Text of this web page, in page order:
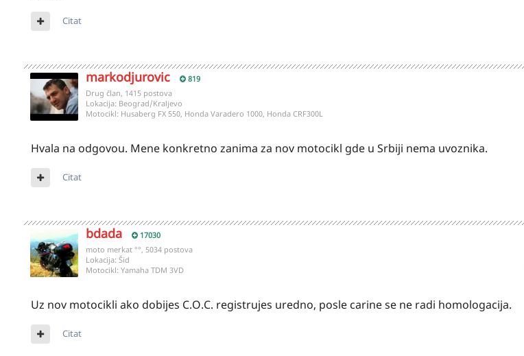
Citat
markodjurovic 819
Drug član, 1415 postova
Lokacija: Beograd/Kraljevo
Motocikl: Husaberg FX 550, Honda Varadero 1000, Honda CRF300L
Hvala na odgovou. Mene konkretno zanima za nov motocikl gde u Srbiji nema uvoznika.
Citat
bdada 17030
moto merkat °°, 5034 postova
Lokacija: Šid
Motocikl: Yamaha TDM 3VD
Uz nov motocikli ako dobijes C.O.C. registrujes uredno, posle carine se ne radi homologacija.
Citat